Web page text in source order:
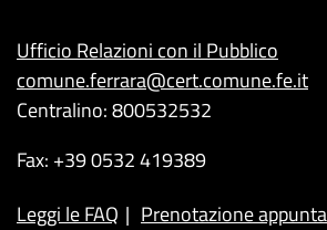
Ufficio Relazioni con il Pubblico
comune.ferrara@cert.comune.fe.it
Centralino: 800532532
Fax: +39 0532 419389
Leggi le FAQ
Prenotazione